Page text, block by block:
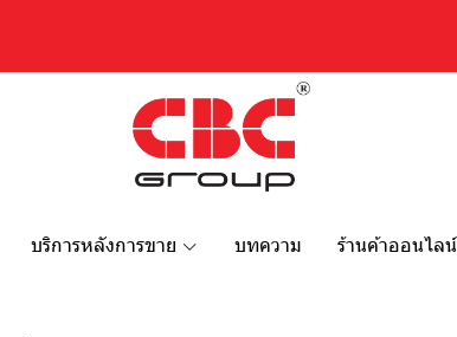
บริการหลังการขาย บทความ ร้านค้าออนไลน์